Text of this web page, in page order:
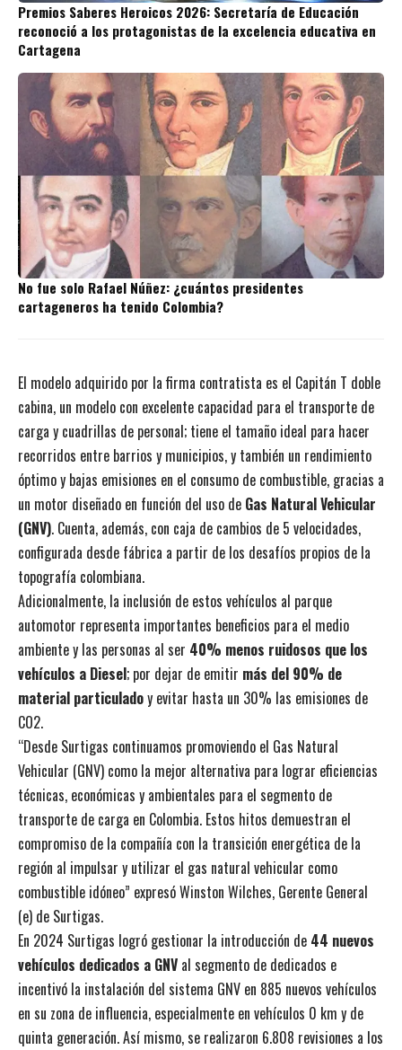
Premios Saberes Heroicos 2026: Secretaría de Educación
reconoció a los protagonistas de la excelencia educativa en
Cartagena
No fue solo Rafael Núñez: ¿cuántos presidentes
cartageneros ha tenido Colombia?
El modelo adquirido por la firma contratista es el Capitán T doble
cabina, un modelo con excelente capacidad para el transporte de
carga y cuadrillas de personal; tiene el tamaño ideal para hacer
recorridos entre barrios y municipios, y también un rendimiento
óptimo y bajas emisiones en el consumo de combustible, gracias a
un motor diseñado en función del uso de Gas Natural Vehicular
(GNV). Cuenta, además, con caja de cambios de 5 velocidades,
configurada desde fábrica a partir de los desafíos propios de la
topografía colombiana.
Adicionalmente, la inclusión de estos vehículos al parque
automotor representa importantes beneficios para el medio
ambiente y las personas al ser 40% menos ruidosos que los
vehículos a Diesel; por dejar de emitir más del 90% de
material particuladoy evitar hasta un 30% las emisiones de
CO2.
“Desde Surtigas continuamos promoviendo el Gas Natural
Vehicular (GNV) como la mejor alternativa para lograr eficiencias
técnicas, económicas y ambientales para el segmento de
transporte de carga en Colombia. Estos hitos demuestran el
compromiso de la compañía con la transición energética de la
región al impulsar y utilizar el gas natural vehicular como
combustible idóneo” expresó Winston Wilches, Gerente General
(e) de Surtigas.
En 2024 Surtigas logró gestionar la introducción de 44 nuevos
vehículos dedicados a GNV al segmento de dedicados e
incentivó la instalación del sistema GNV en 885 nuevos vehículos
en su zona de influencia, especialmente en vehículos 0 km y de
quinta generación. Así mismo, se realizaron 6.808 revisiones a los